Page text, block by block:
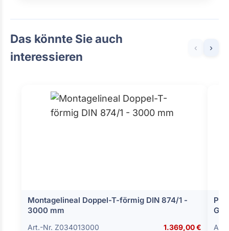
Das könnte Sie auch
interessieren
‹ ›
Montagelineal Doppel-T-förmig DIN 874/1 -
3000 mm
Art.-Nr. Z034013000 1.369,00 €